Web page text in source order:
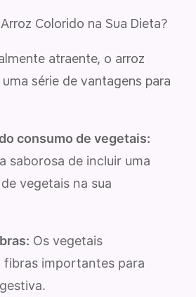
Colorido na Sua Dieta?
atraente, o arroz
série de vantagens para
consumo de vegetais:
saborosa de incluir uma
vegetais na sua
Os vegetais
fibras importantes para